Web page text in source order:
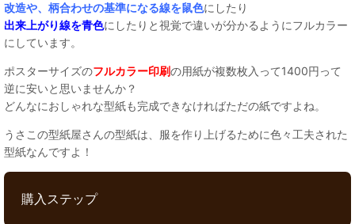
改造や、柄合わせの基準になる線を鼠色にしたり
出来上がり線を青色にしたりと視覚で違いが分かるようにフルカラー
にしています。
ポスターサイズのフルカラー印刷の用紙が複数枚入って1400円って
逆に安いと思いませんか？
どんなにおしゃれな型紙も完成できなければただの紙ですよね。
うさこの型紙屋さんの型紙は、服を作り上げるために色々工夫された
型紙なんですよ！
購入ステップ